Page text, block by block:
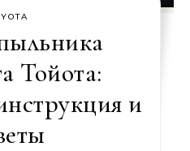
Тойота:
и